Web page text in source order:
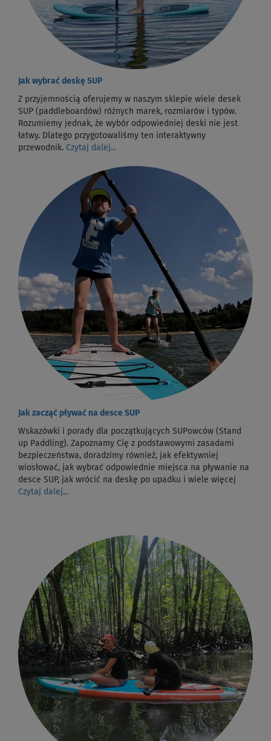
Jak wybrać deskę SUP
Z przyjemnością oferujemy w naszym sklepie wiele desek
SUP (paddleboardów) różnych marek, rozmiarów i typów.
Rozumiemy jednak, że wybór odpowiedniej deski nie jest
łatwy. Dlatego przygotowaliśmy ten interaktywny
przewodnik. Czytaj dalej...
Jak zacząć pływać na desce SUP
Wskazówki i porady dla początkujących SUPowców (Stand
up Paddling). Zapoznamy Cię z podstawowymi zasadami
bezpieczeństwa, doradzimy również, jak efektywniej
wiosłować, jak wybrać odpowiednie miejsca na pływanie na
desce SUP, jak wrócić na deskę po upadku i wiele więcej
Czytaj dalej...